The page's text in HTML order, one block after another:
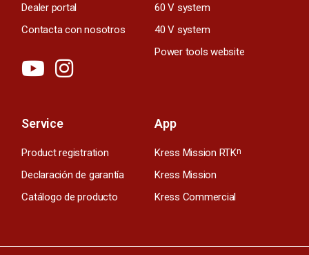
Dealer portal
Contacta con nosotros
60 V system
40 V system
Power tools website
Service
Product registration
Declaración de garantía
Catálogo de producto
App
Kress Mission RTKn
Kress Mission
Kress Commercial